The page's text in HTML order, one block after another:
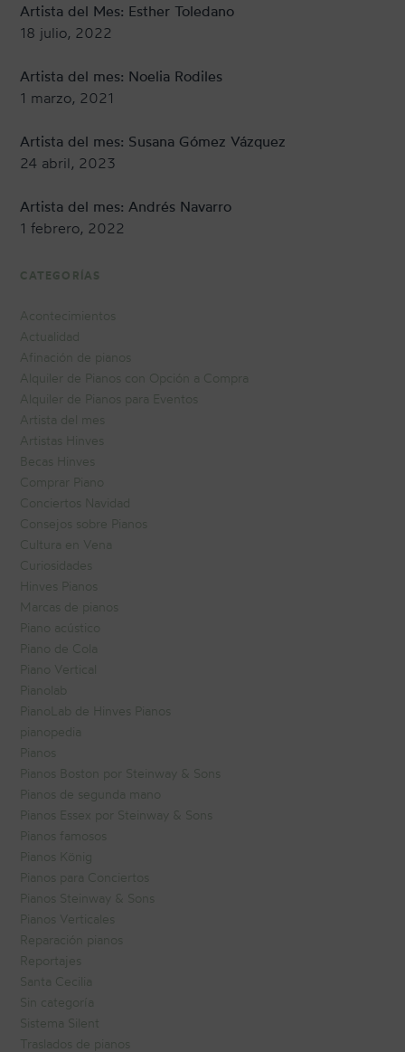
Artista del Mes: Esther Toledano
18 julio, 2022
Artista del mes: Noelia Rodiles
1 marzo, 2021
Artista del mes: Susana Gómez Vázquez
24 abril, 2023
Artista del mes: Andrés Navarro
1 febrero, 2022
CATEGORÍAS
Acontecimientos
Actualidad
Afinación de pianos
Alquiler de Pianos con Opción a Compra
Alquiler de Pianos para Eventos
Artista del mes
Artistas Hinves
Becas Hinves
Comprar Piano
Conciertos Navidad
Consejos sobre Pianos
Cultura en Vena
Curiosidades
Hinves Pianos
Marcas de pianos
Piano acústico
Piano de Cola
Piano Vertical
Pianolab
PianoLab de Hinves Pianos
pianopedia
Pianos
Pianos Boston por Steinway & Sons
Pianos de segunda mano
Pianos Essex por Steinway & Sons
Pianos famosos
Pianos König
Pianos para Conciertos
Pianos Steinway & Sons
Pianos Verticales
Reparación pianos
Reportajes
Santa Cecilia
Sin categoría
Sistema Silent
Traslados de pianos